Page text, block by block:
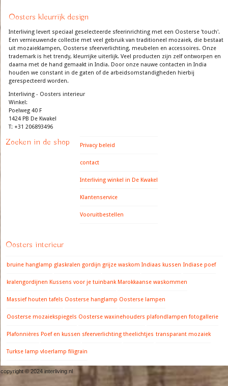
Oosters kleurrijk design
Interliving levert speciaal geselecteerde sfeerinrichting met een Oosterse 'touch'.
Een vernieuwende collectie met veel gebruik van traditioneel mozaiek, die bestaat
uit mozaieklampen, Oosterse sfeerverlichting, meubelen en accessoires. Onze
trademark is het trendy, kleurrijke uiterlijk. Veel producten zijn zelf ontworpen en
daarna met de hand gemaakt in India. Door onze nauwe contacten in India
houden we constant in de gaten of de arbeidsomstandigheden hierbij
gerespecteerd worden.
Interliving - Oosters interieur
Winkel:
Poelweg 40 F
1424 PB De Kwakel
T: +31 206893496
Zoeken in de shop Privacy beleid
contact
Interliving winkel in De Kwakel
Klantenservice
Vooruitbestellen
Oosters interieur
bruine hanglamp glaskralen gordijn grijze waskom Indiaas kussen Indiase poef
kralengordijnen Kussens voor je tuinbank Marokkaanse waskommen
Massief houten tafels Oosterse hanglamp Oosterse lampen
Oosterse mozaiekspiegels Oosterse waxinehouders plafondlampen fotogallerie
Plafonnières Poef en kussen sfeerverlichting theelichtjes transparant mozaiek
Turkse lamp vloerlamp filigrain
copyright © 2024 interliving.nl